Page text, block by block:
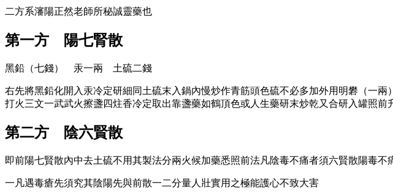
二方系瀋陽正然老師所秘誠靈藥也
第一方 陽七腎散
黑鉛（七錢） 汞一兩 土硫二錢
右先將黑鉛化開入汞冷定研細同土硫末入鍋內慢炒作青筋頭色硫不必多加外用明礬（一
打火三文一武武火擦盞四炷香冷定取出靠盞藥如鶴頂色或人生藥研末炒乾又合研入罐照前
第二方 陰六賢散
即前陽七賢散內中去土硫不用其製法分兩火候加藥悉照前法凡陰毒不痛者須六賢散陽毒
一凡遇毒瘡先須究其陰陽先與前散一二分量人壯實用之極能護心不致大害